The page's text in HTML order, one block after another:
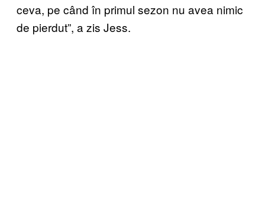
ceva, pe când în primul sezon nu avea nimic
de pierdut”, a zis Jess.